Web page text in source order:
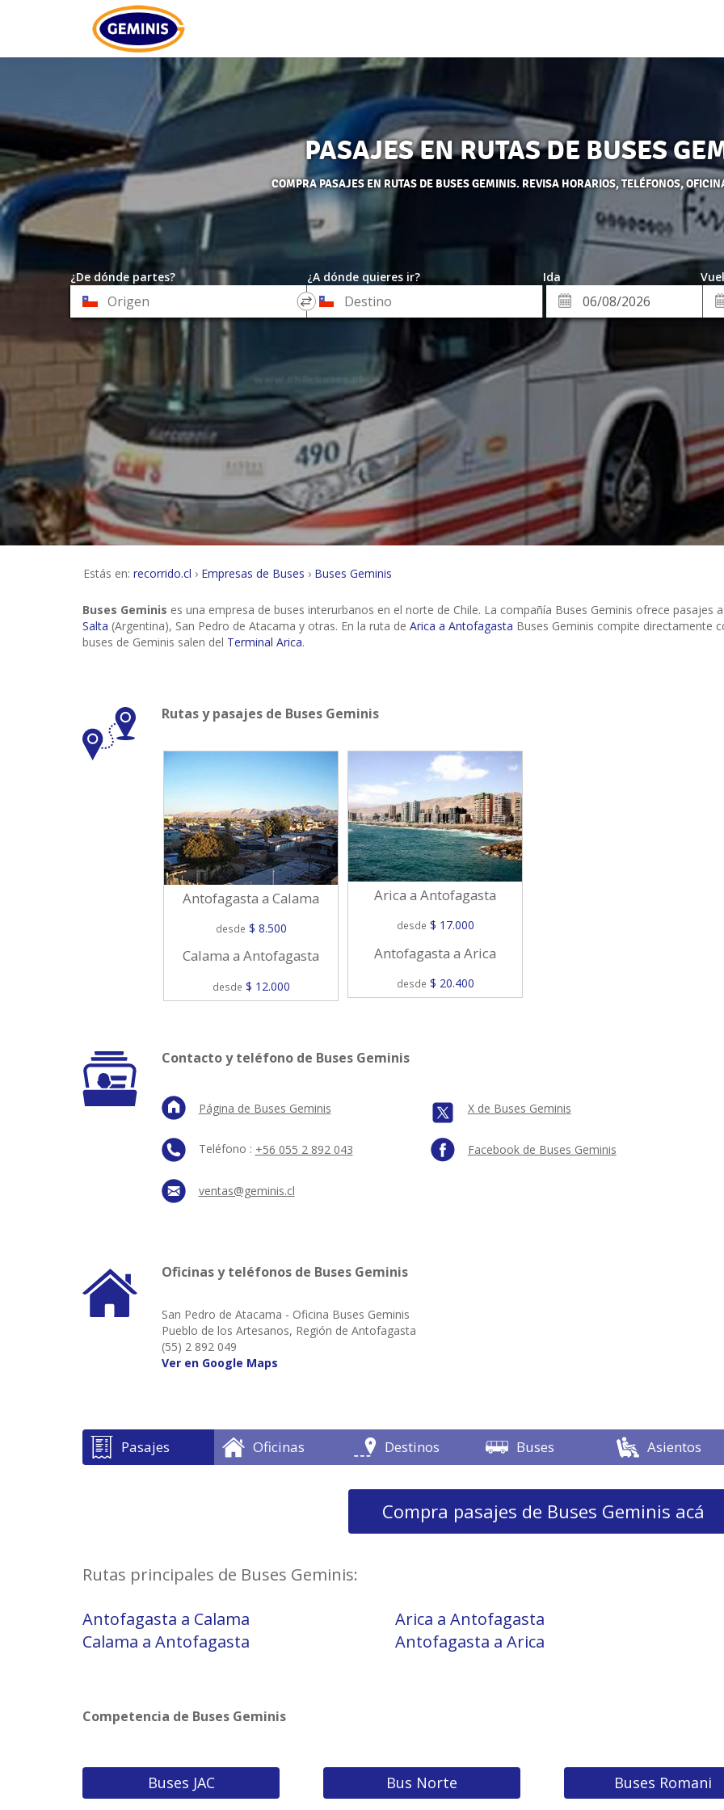
PASAJES EN RUTAS DE BUSES
COMPRA PASAJES EN RUTAS DE BUSES GEMINIS. REVISA HORARIOS, TELÉFONOS,
¿De dónde partes? ¿A dónde quieres ir? Ida
Origen
*
Destino
Fecha
de
Ida
de
Estás en: recorrido.cl Empresas de Buses Buses Geminis
Buses Geminis es una empresa de buses interurbanos en el norte de Chile. La compañía Buses Geminis ofrece pasajes
Salta (Argentina), San Pedro de Atacama y otras. En la ruta de Arica a Antofagasta Buses Geminis compite directamente
buses de Geminis salen del Terminal Arica.
Rutas y pasajes de Buses Geminis
Antofagasta a Calama
desde $ 8.500
Calama a Antofagasta
desde $ 12.000
Arica a Antofagasta
desde $ 17.000
Antofagasta a Arica
desde $ 20.400
Contacto y teléfono de Buses Geminis
Página de Buses Geminis
Teléfono : +56 055 2 892 043
ventas@geminis.cl
X de Buses Geminis
Facebook de Buses Geminis
Oficinas y teléfonos de Buses Geminis
San Pedro de Atacama - Oficina Buses Geminis
Pueblo de los Artesanos, Región de Antofagasta
(55) 2 892 049
Ver en Google Maps
Pasajes Oficinas Destinos Buses Asientos
Compra pasajes de Buses Geminis acá
Rutas principales de Buses Geminis:
Antofagasta a Calama
Calama a Antofagasta
Arica a Antofagasta
Antofagasta a Arica
Competencia de Buses Geminis
Buses JAC Bus Norte Buses Romani